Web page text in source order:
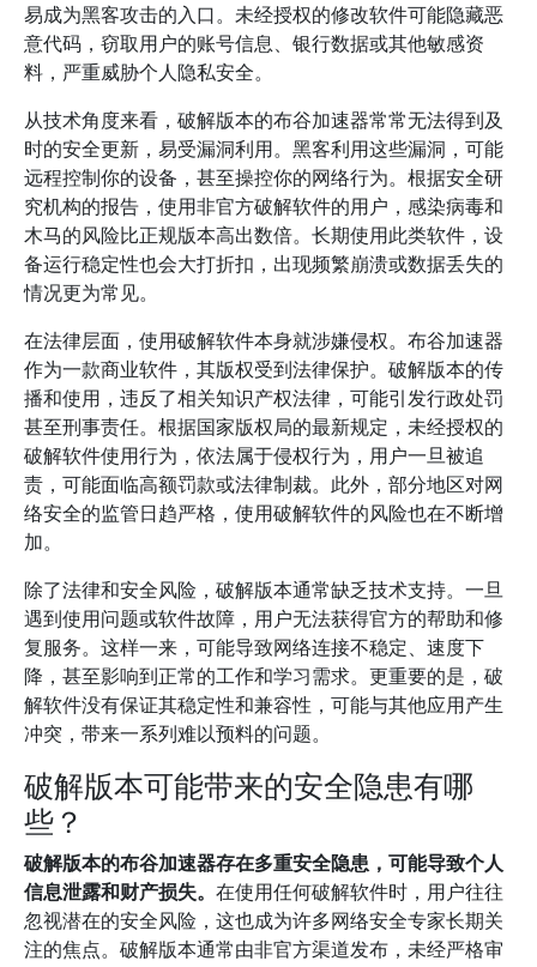
易成为黑客攻击的入口。未经授权的修改软件可能隐藏恶
意代码，窃取用户的账号信息、银行数据或其他敏感资
料，严重威胁个人隐私安全。
从技术角度来看，破解版本的布谷加速器常常无法得到及
时的安全更新，易受漏洞利用。黑客利用这些漏洞，可能
远程控制你的设备，甚至操控你的网络行为。根据安全研
究机构的报告，使用非官方破解软件的用户，感染病毒和
木马的风险比正规版本高出数倍。长期使用此类软件，设
备运行稳定性也会大打折扣，出现频繁崩溃或数据丢失的
情况更为常见。
在法律层面，使用破解软件本身就涉嫌侵权。布谷加速器
作为一款商业软件，其版权受到法律保护。破解版本的传
播和使用，违反了相关知识产权法律，可能引发行政处罚
甚至刑事责任。根据国家版权局的最新规定，未经授权的
破解软件使用行为，依法属于侵权行为，用户一旦被追
责，可能面临高额罚款或法律制裁。此外，部分地区对网
络安全的监管日趋严格，使用破解软件的风险也在不断增
加。
除了法律和安全风险，破解版本通常缺乏技术支持。一旦
遇到使用问题或软件故障，用户无法获得官方的帮助和修
复服务。这样一来，可能导致网络连接不稳定、速度下
降，甚至影响到正常的工作和学习需求。更重要的是，破
解软件没有保证其稳定性和兼容性，可能与其他应用产生
冲突，带来一系列难以预料的问题。
破解版本可能带来的安全隐患有哪
些？
破解版本的布谷加速器存在多重安全隐患，可能导致个人
信息泄露和财产损失。 在使用任何破解软件时，用户往往
忽视潜在的安全风险，这也成为许多网络安全专家长期关
注的焦点。破解版本通常由非官方渠道发布，未经严格审